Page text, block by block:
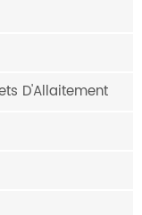
D'Allaitement